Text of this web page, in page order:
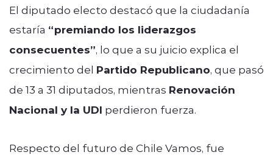
El diputado electo destacó que la ciudadanía
estaría “premiando los liderazgos
consecuentes”, lo que a su juicio explica el
crecimiento del Partido Republicano, que pasó
de 13 a 31 diputados, mientras Renovación
Nacional y la UDI perdieron fuerza.
Respecto del futuro de Chile Vamos, fue